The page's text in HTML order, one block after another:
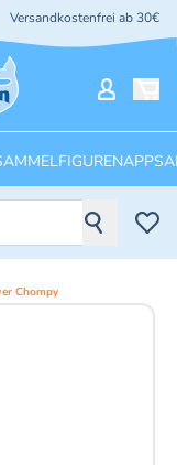
Versandkostenfrei ab 30€
APPS
Chompy